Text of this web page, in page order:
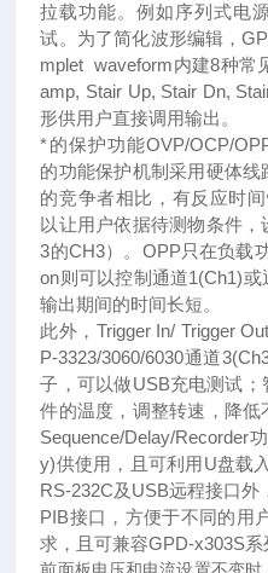
拉载功能。例如序列式电
试。为了简化波形编辑，
mplet waveform内建8种常
amp, Stair Up, Stair Dn,
形供用户直接调用输出。
*的保护功能OVP/OCP/
的功能保护机制采用硬体线
的竞争者相比，有反应时间
以让用户依据待测物条件
3的CH3）。OPP只在负载
on则可以控制通道1(Ch1)
输出期间的时间长短。
此外，Trigger In/ Trigger
P-3323/3060/6030通道
子，可以做USB充电测试
件的温度，调整转速，降
Sequence/Delay/Recorder
y)供使用，且可利用U盘载
RS-232C及USB远程接口
PIB接口，方便于不同的用
求，且可兼容GPD-x303S系